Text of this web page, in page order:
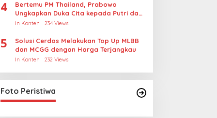
4
Bertemu PM Thailand, Prabowo
Ungkapkan Duka Cita kepada Putri dan
Selamat Ulang Tahun ke Raja Thailand
In Konten 234 Views
5
Solusi Cerdas Melakukan Top Up MLBB
dan MCGG dengan Harga Terjangkau
In Konten 232 Views
Foto Peristiwa